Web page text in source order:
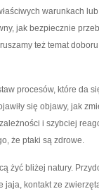
warunkach
jak bezpiecznie
też temat
procesów, które da
się objawy, jak
i szybciej
że ptaki są zdrowe.
żyć bliżej natury.
kontakt ze